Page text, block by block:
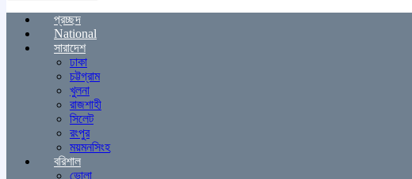
প্রচ্ছদ
National
সারাদেশ
ঢাকা
চট্টগ্রাম
খুলনা
রাজশাহী
সিলেট
রংপুর
ময়মনসিংহ
বরিশাল
ভোলা